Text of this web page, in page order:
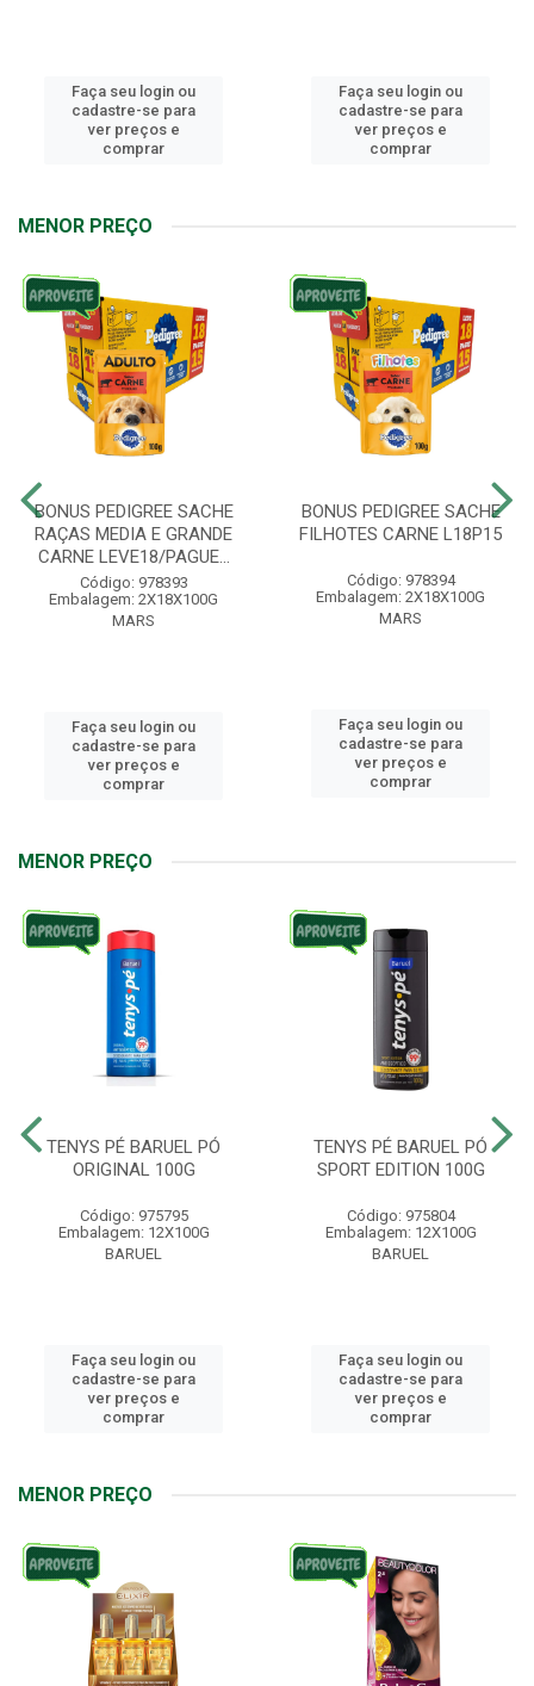
Faça seu login ou
cadastre-se para
ver preços e
comprar
Faça seu login ou
cadastre-se para
ver preços e
comprar
MENOR PREÇO
BONUS PEDIGREE SACHE
RAÇAS MEDIA E GRANDE
CARNE LEVE18/PAGUE...
Código: 978393
Embalagem: 2X18X100G
MARS
Faça seu login ou
cadastre-se para
ver preços e
comprar
BONUS PEDIGREE SACHE
FILHOTES CARNE L18P15
Código: 978394
Embalagem: 2X18X100G
MARS
Faça seu login ou
cadastre-se para
ver preços e
comprar
MENOR PREÇO
TENYS PÉ BARUEL PÓ
ORIGINAL 100G
Código: 975795
Embalagem: 12X100G
BARUEL
Faça seu login ou
cadastre-se para
ver preços e
comprar
TENYS PÉ BARUEL PÓ
SPORT EDITION 100G
Código: 975804
Embalagem: 12X100G
BARUEL
Faça seu login ou
cadastre-se para
ver preços e
comprar
MENOR PREÇO